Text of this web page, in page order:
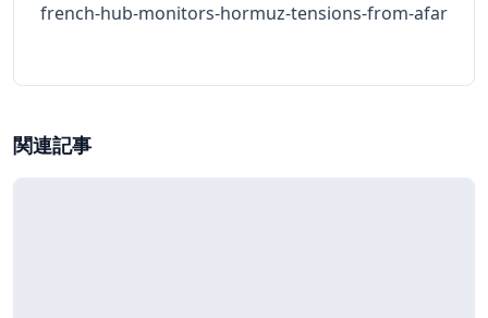
french-hub-monitors-hormuz-tensions-from-afar
関連記事